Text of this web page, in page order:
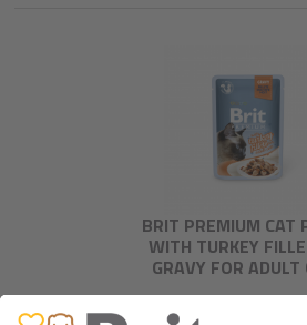
BRIT PREMIUM CAT
WITH TURKEY
GRAVY FOR ADULT